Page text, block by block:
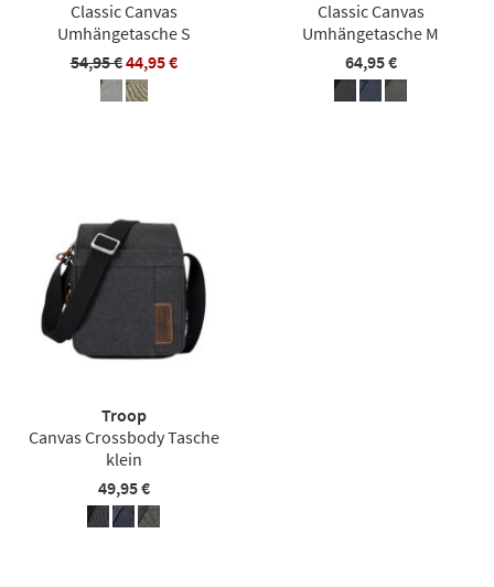
Classic Canvas
Umhängetasche S
54,95 €44,95 €
Classic Canvas
Umhängetasche M
64,95 €
Troop
Canvas Crossbody Tasche
klein
49,95 €